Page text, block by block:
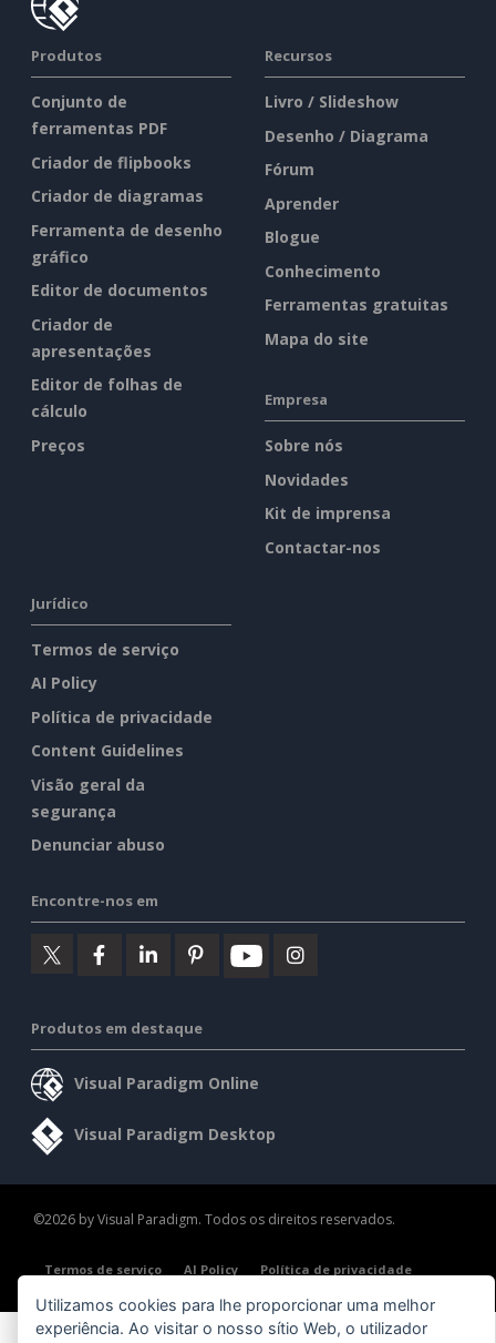
Produtos
Conjunto de
ferramentas PDF
Criador de flipbooks
Criador de diagramas
Ferramenta de desenho
gráfico
Editor de documentos
Criador de
apresentações
Editor de folhas de
cálculo
Preços
Recursos
Livro / Slideshow
Desenho / Diagrama
Fórum
Aprender
Blogue
Conhecimento
Ferramentas gratuitas
Mapa do site
Empresa
Sobre nós
Novidades
Kit de imprensa
Contactar-nos
Jurídico
Termos de serviço
AI Policy
Política de privacidade
Content Guidelines
Visão geral da
segurança
Denunciar abuso
Encontre-nos em
Produtos em destaque
Visual Paradigm Online
Visual Paradigm Desktop
©2026 by Visual Paradigm. Todos os direitos reservados.
Termos de serviço AI Policy
Política de privacidade
Content Guidelines
Visão geral da segurança
Utilizamos cookies para lhe proporcionar uma melhor
experiência. Ao visitar o nosso sítio Web, o utilizador